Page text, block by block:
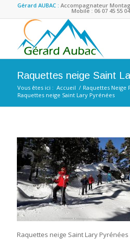
Gérard AUBAC :Accompagnateur
Mobile : 06 07 45 55 04
Raquettes neige Saint
Vous êtes ici : Accueil / Raquettes Neige
Raquettes neige Saint Lary Pyrénées
Raquettes neige Saint Lary Pyrénées